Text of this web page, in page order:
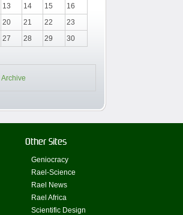
13 14 15
16
20 21 22
23
27 28 29
30
Archive
Other Sites
Geniocracy
Rael-Science
Rael News
Rael Africa
Scientific Design